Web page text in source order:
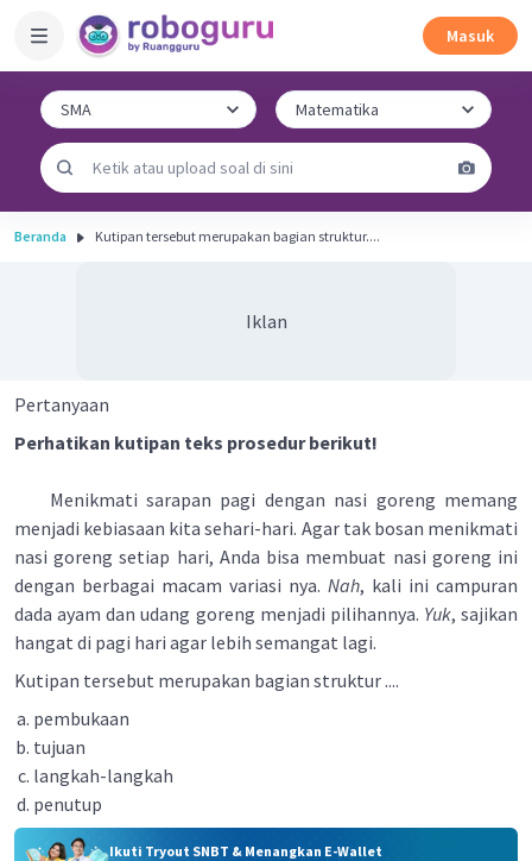
Masuk
Beranda Kutipan tersebut merupakan bagian struktur....
Iklan
Pertanyaan
Perhatikan kutipan teks prosedur berikut!
Menikmati sarapan pagi dengan nasi goreng memang
menjadi kebiasaan kita sehari-hari. Agar tak bosan menikmati
nasi goreng setiap hari, Anda bisa membuat nasi goreng ini
dengan berbagai macam variasi nya. Nah, kali ini campuran
dada ayam dan udang goreng menjadi pilihannya. Yuk, sajikan
hangat di pagi hari agar lebih semangat lagi.
Kutipan tersebut merupakan bagian struktur ....
pembukaan
tujuan
langkah-langkah
penutup
Ikuti Tryout SNBT & Menangkan E-Wallet